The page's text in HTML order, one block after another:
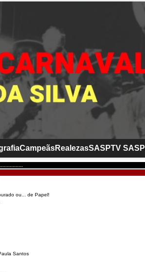
CampeãsRealezasSASPTV SASP
ou... de Papel!
Santos